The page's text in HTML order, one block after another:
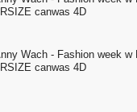
canwas 4D
Wach - Fashion week
canwas 4D